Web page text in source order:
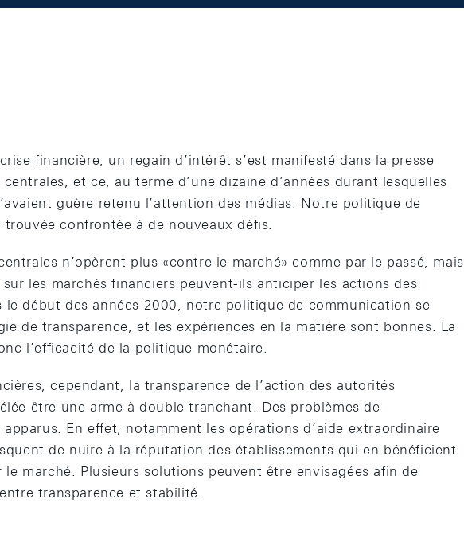
financière, un regain d’intérêt s’est manifesté dans la presse
et ce, au terme d’une dizaine d’années durant lesquelles
guère retenu l’attention des médias. Notre politique de
confrontée à de nouveaux défis.
n’opèrent plus «contre le marché» comme par le passé, mais
les marchés financiers peuvent-ils anticiper les actions des
le début des années 2000, notre politique de communication se
de transparence, et les expériences en la matière sont bonnes. La
l’efficacité de la politique monétaire.
cependant, la transparence de l’action des autorités
être une arme à double tranchant. Des problèmes de
En effet, notamment les opérations d’aide extraordinaire
de nuire à la réputation des établissements qui en bénéficient
marché. Plusieurs solutions peuvent être envisagées afin de
transparence et stabilité.